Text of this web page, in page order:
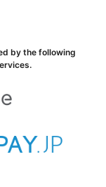
by the following